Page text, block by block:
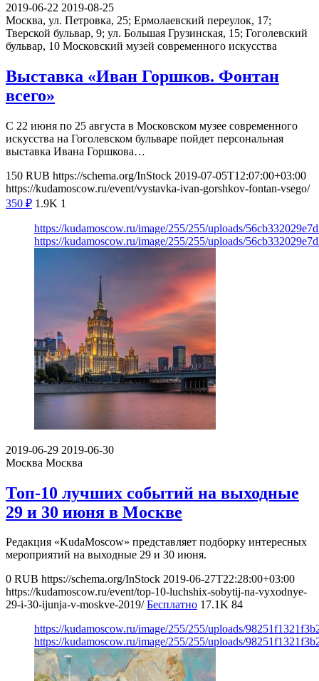
2019-06-22 2019-08-25
Москва, ул. Петровка, 25; Ермолаевский переулок, 17;
Тверской бульвар, 9; ул. Большая Грузинская, 15; Гоголевский
бульвар, 10 Московский музей современного искусства
Выставка «Иван Горшков. Фонтан
всего»
С 22 июня по 25 августа в Московском музее современного
искусства на Гоголевском бульваре пойдет персональная
выставка Ивана Горшкова…
150 RUB https://schema.org/InStock 2019-07-05T12:07:00+03:00
https://kudamoscow.ru/event/vystavka-ivan-gorshkov-fontan-vsego/
350 ₽ 1.9K 1
https://kudamoscow.ru/image/255/255/uploads/
https://kudamoscow.ru/image/255/255/uploads/
2019-06-29 2019-06-30
Москва Москва
Топ-10 лучших событий на выходные
29 и 30 июня в Москве
Редакция «KudaMoscow» представляет подборку интересных
мероприятий на выходные 29 и 30 июня.
0 RUB https://schema.org/InStock 2019-06-27T22:28:00+03:00
https://kudamoscow.ru/event/top-10-luchshix-sobytij-na-vyxodnye-
29-i-30-ijunja-v-moskve-2019/ Бесплатно 17.1K 84
https://kudamoscow.ru/image/255/255/uploads/
https://kudamoscow.ru/image/255/255/uploads/